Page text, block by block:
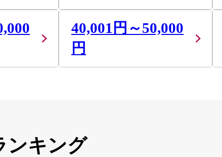
40,001円～50,000
円
ンキング